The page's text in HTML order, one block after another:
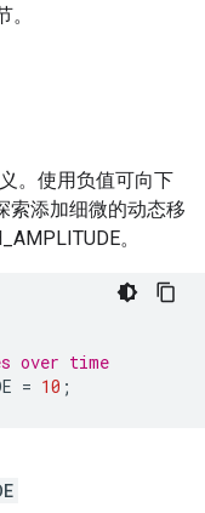
。使用负值可向下
索添加细微的动态移
。
over time
= 10 ;